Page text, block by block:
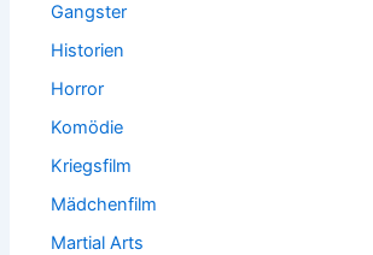
Gangster
Historien
Horror
Komödie
Kriegsfilm
Mädchenfilm
Martial Arts